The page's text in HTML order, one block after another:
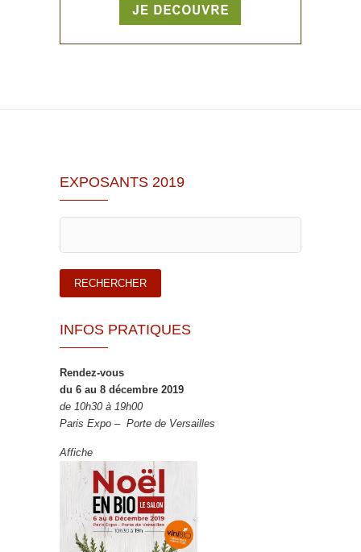
EXPOSANTS 2019
INFOS PRATIQUES
Rendez-vous
du 6 au 8 décembre 2019
de 10h30 à 19h00
Paris Expo – Porte de Versailles
Affiche